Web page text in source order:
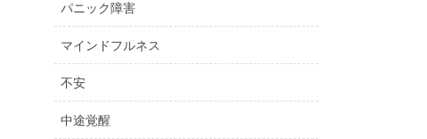
パニック障害
マインドフルネス
不安
中途覚醒